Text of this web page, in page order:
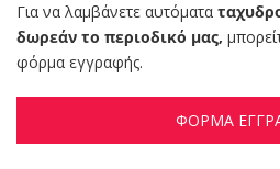
Για να λαμβάνετε αυτόματα
δωρεάν το περιοδικό μας,
φόρμα εγγραφής.
ΦΟΡΜΑ